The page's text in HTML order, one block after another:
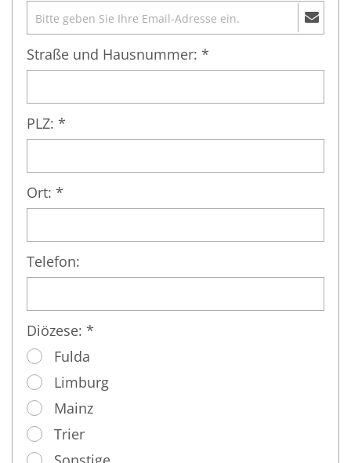
Straße und Hausnummer: *
PLZ: *
Ort: *
Telefon:
Diözese: *
Fulda
Limburg
Mainz
Trier